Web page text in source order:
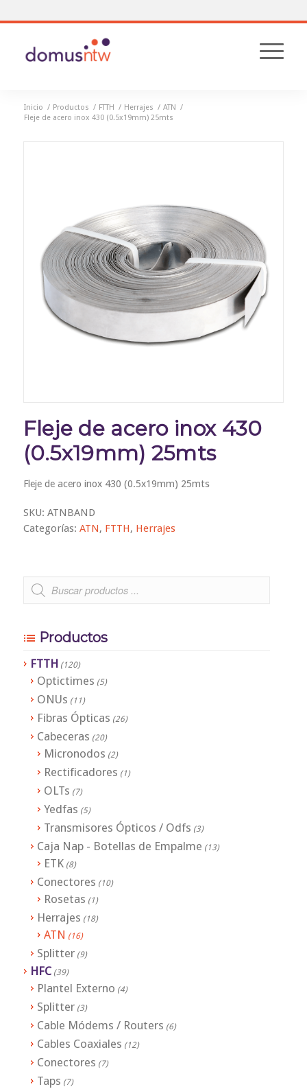
Inicio / Productos / FTTH / Herrajes / ATN /
Fleje de acero inox 430 (0.5x19mm) 25mts
Fleje de acero inox 430
(0.5x19mm) 25mts
Fleje de acero inox 430 (0.5x19mm) 25mts
SKU: ATNBAND
Categorías: ATN, FTTH, Herrajes
Productos
FTTH (120)
Optictimes (5)
ONUs (11)
Fibras Ópticas (26)
Cabeceras (20)
Micronodos (2)
Rectificadores (1)
OLTs (7)
Yedfas (5)
Transmisores Ópticos / Odfs (3)
Caja Nap - Botellas de Empalme (13)
ETK (8)
Conectores (10)
Rosetas (1)
Herrajes (18)
ATN (16)
Splitter (9)
HFC (39)
Plantel Externo (4)
Splitter (3)
Cable Módems / Routers (6)
Cables Coaxiales (12)
Conectores (7)
Taps (7)